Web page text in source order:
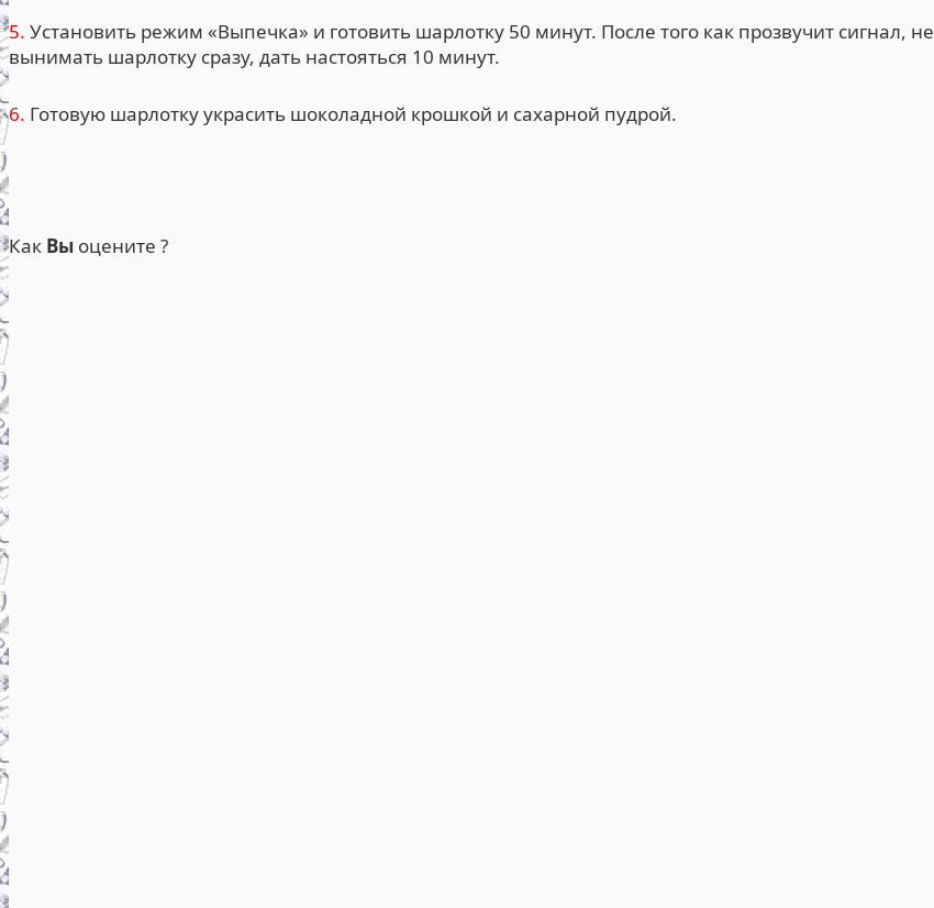
5. Установить режим «Выпечка» и готовить шарлотку 50 минут. После того как прозвучит сигнал, не
вынимать шарлотку сразу, дать настояться 10 минут.
6. Готовую шарлотку украсить шоколадной крошкой и сахарной пудрой.
Как Вы оцените ?